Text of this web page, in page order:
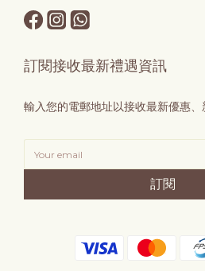
訂閱接收最新禮遇資訊
輸入您的電郵地址以接收最新優惠、
訂閱